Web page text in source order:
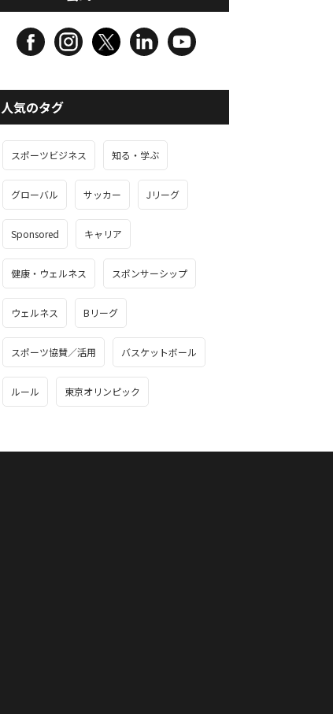
人気のタグ
スポーツビジネス 知る・学ぶ
グローバル サッカー Jリーグ
Sponsored キャリア
健康・ウェルネス スポンサーシップ
ウェルネス Bリーグ
スポーツ協賛／活用 バスケットボール
ルール 東京オリンピック